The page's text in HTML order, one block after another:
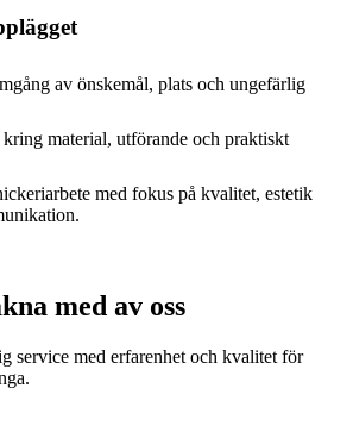
av önskemål, plats och ungefärlig
material, utförande och praktiskt
med fokus på kvalitet, estetik
med av oss
service med erfarenhet och kvalitet för